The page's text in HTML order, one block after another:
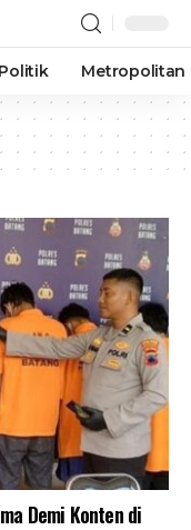
Politik Metropolitan
Demi Konten di